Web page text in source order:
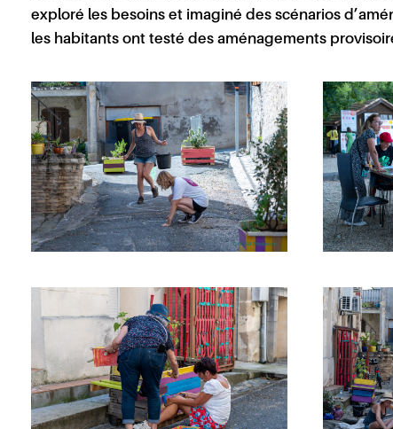
exploré les besoins et imaginé des scénarios
les habitants ont testé des aménagements